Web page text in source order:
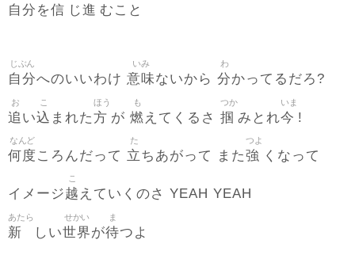
自分 を信 じ進 むこと
自分
じぶん
へのいいわけ 意味
いみ
ないから 分
わ
かってるだろ?
追
お
い込
こ
まれた方
ほう
が 燃
も
えてくるさ 掴
つか
みとれ今
いま
!
何度
なんど
ころんだって 立
た
ちあがって また強
つよ
くなって
イメージ越
こ
えていくのさ YEAH YEAH
新
あたら
しい世界
せかい
が待
ま
つよ